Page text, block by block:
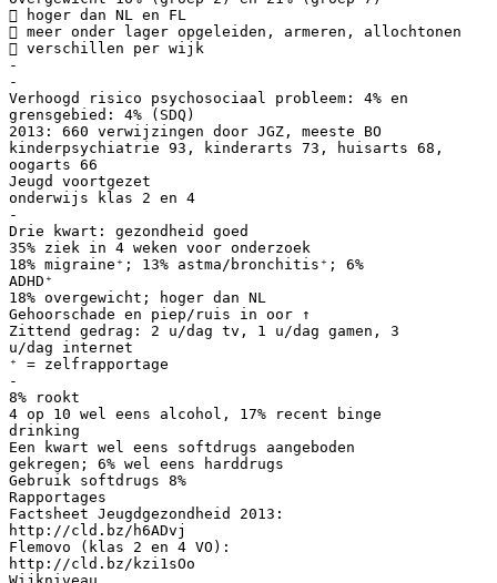
 hoger dan NL en FL
 meer onder lager opgeleiden, armeren, allochtonen
 verschillen per wijk
-
-
Verhoogd risico psychosociaal probleem: 4% en
grensgebied: 4% (SDQ)
2013: 660 verwijzingen door JGZ, meeste BO
kinderpsychiatrie 93, kinderarts 73, huisarts 68,
oogarts 66
Jeugd voortgezet
onderwijs klas 2 en 4
-
Drie kwart: gezondheid goed
35% ziek in 4 weken voor onderzoek
18% migraine⁺; 13% astma/bronchitis⁺; 6%
ADHD⁺
18% overgewicht; hoger dan NL
Gehoorschade en piep/ruis in oor ↑
Zittend gedrag: 2 u/dag tv, 1 u/dag gamen, 3
u/dag internet
⁺ = zelfrapportage
-
8% rookt
4 op 10 wel eens alcohol, 17% recent binge
drinking
Een kwart wel eens softdrugs aangeboden
gekregen; 6% wel eens harddrugs
Gebruik softdrugs 8%
Rapportages
Factsheet Jeugdgezondheid 2013:
http://cld.bz/h6ADvj
Flemovo (klas 2 en 4 VO):
http://cld.bz/kzi1sOo